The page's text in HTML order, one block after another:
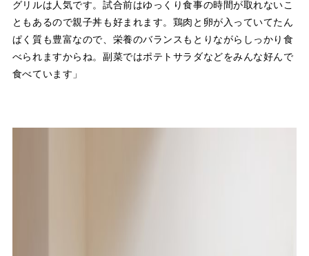
グリルは人気です。試合前はゆっくり食事の時間が取れないこ
ともあるので親子丼も好まれます。鶏肉と卵が入っていてたん
ぱく質も豊富なので、栄養のバランスもとりながらしっかり食
べられますからね。副菜ではポテトサラダなどをみんな好んで
食べています」